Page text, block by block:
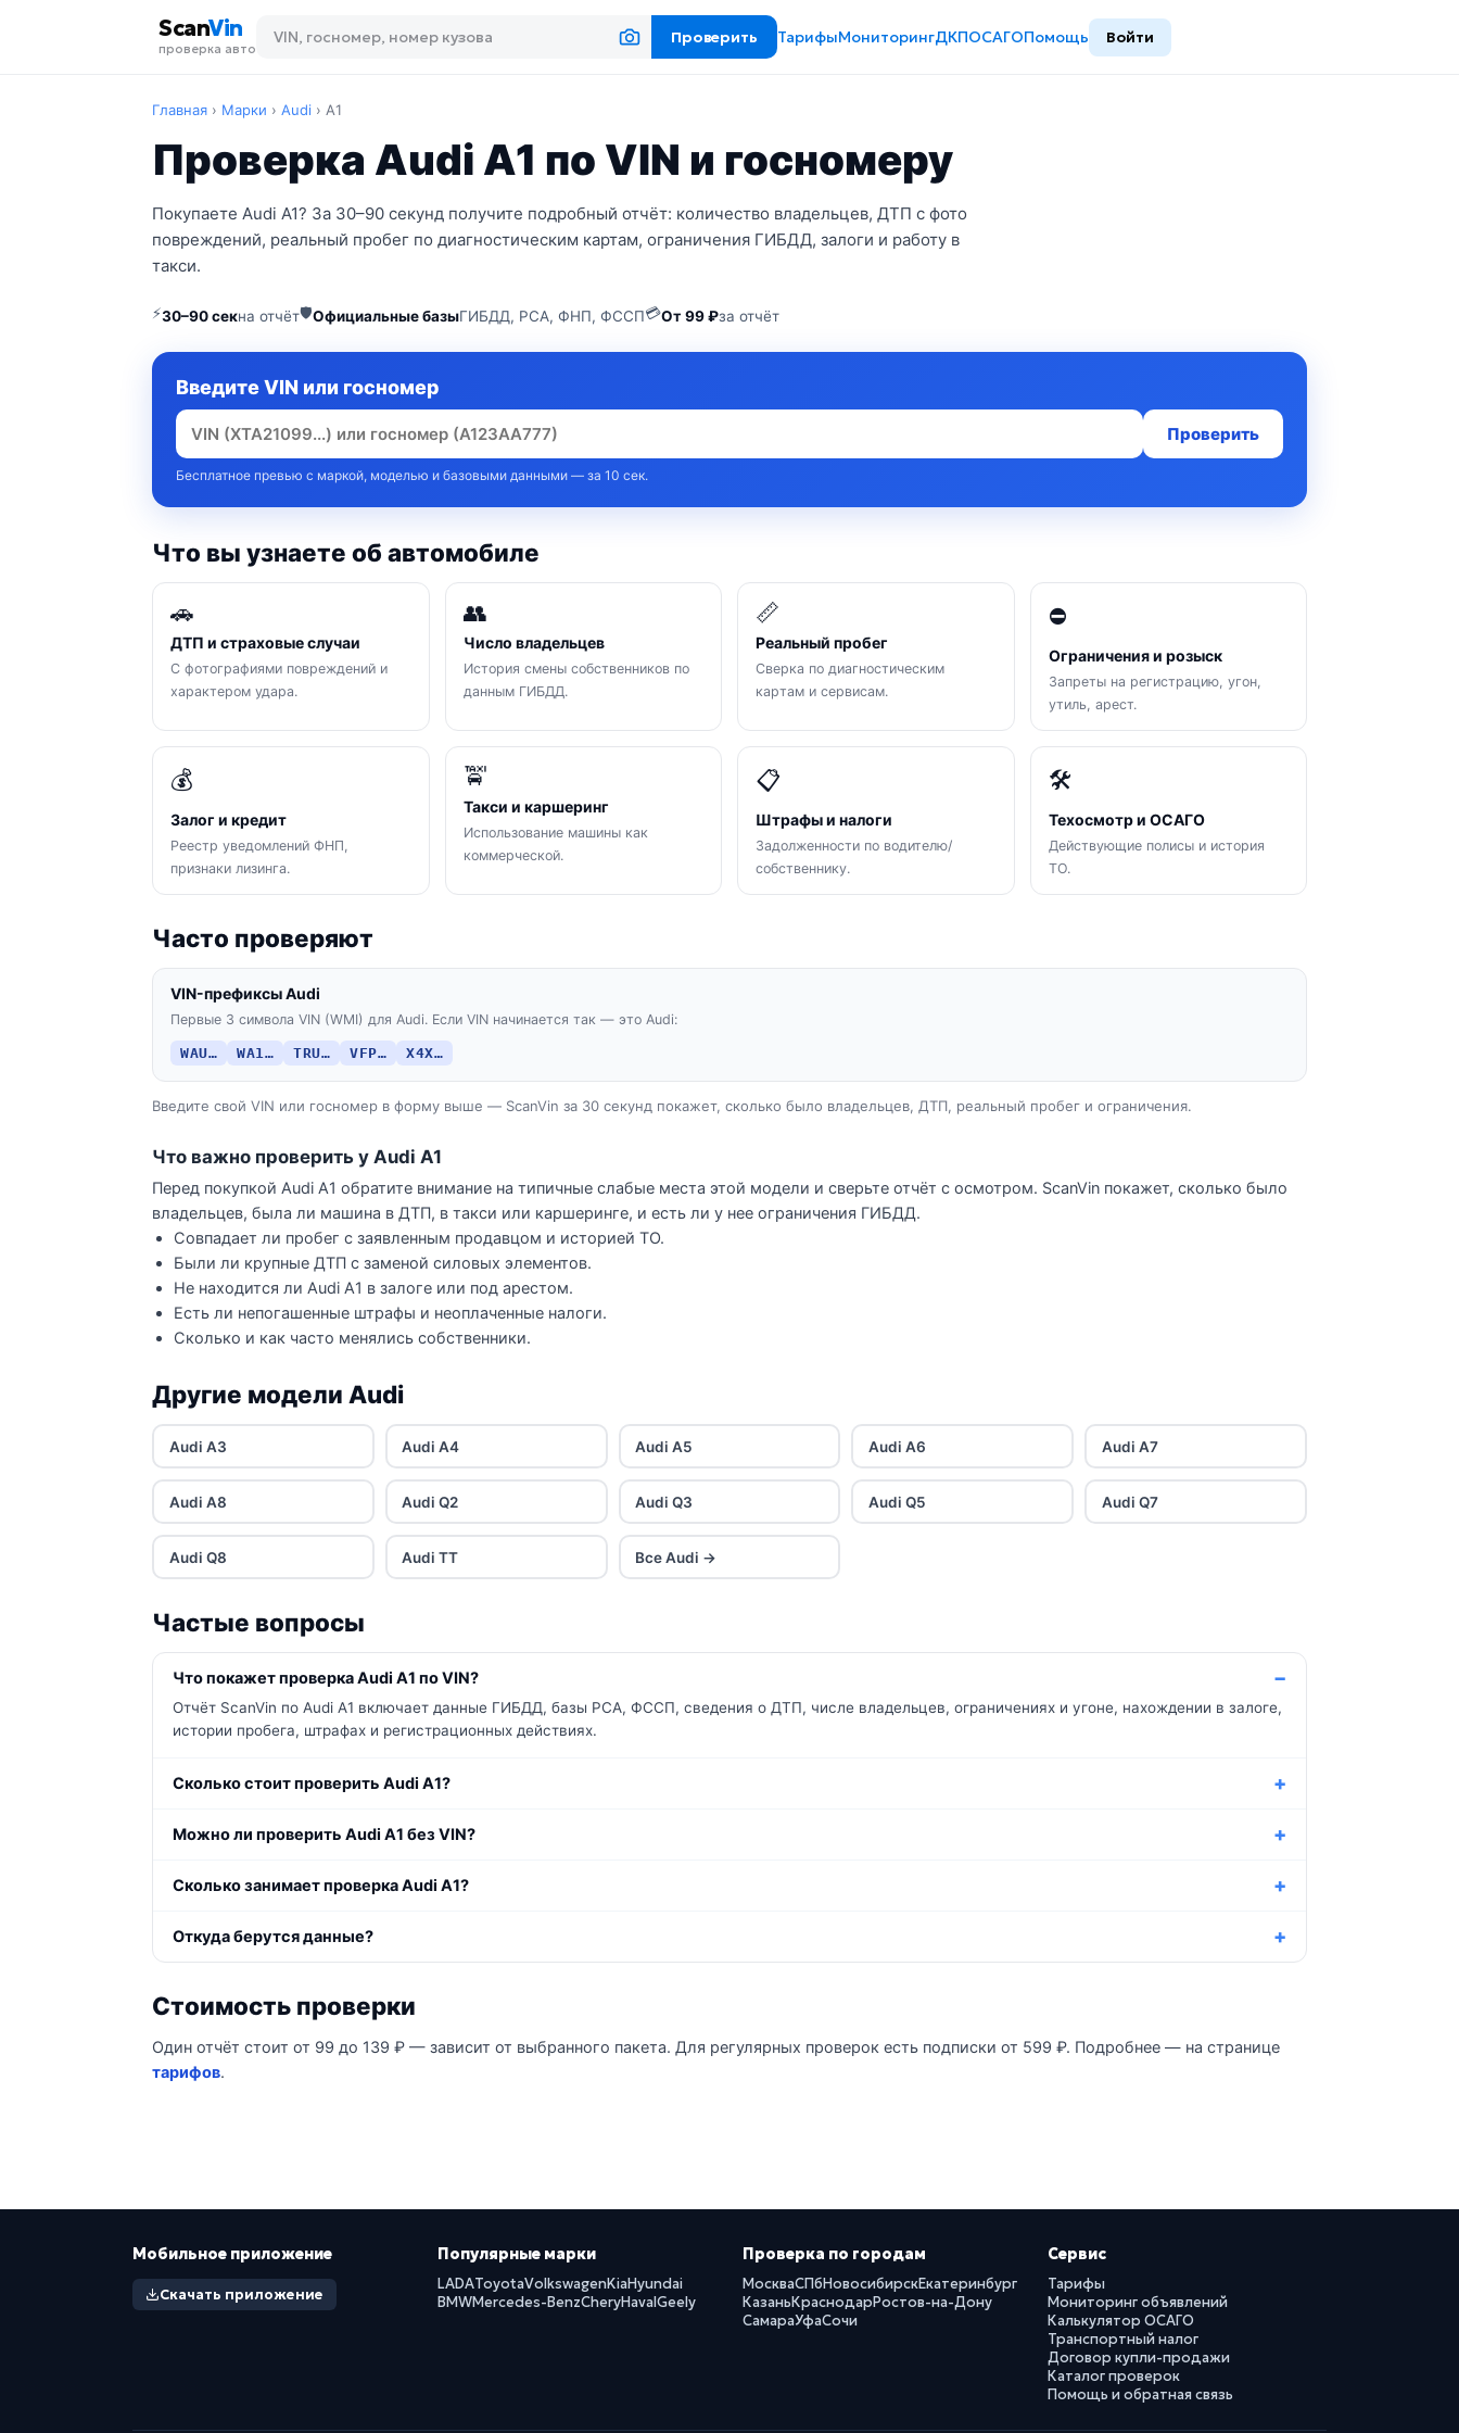
ScanVin
проверка авто
Проверить ТарифыМониторингДКПОСАГОПомощь Войти
Главная › Марки › Audi › A1
Проверка Audi A1 по VIN и госномеру
Покупаете Audi A1? За 30–90 секунд получите подробный отчёт: количество владельцев, ДТП с фото
повреждений, реальный пробег по диагностическим картам, ограничения ГИБДД, залоги и работу в
такси.
⚡30–90 секна отчёт🛡Официальные базыГИБДД, РСА, ФНП, ФССП💳От 99 ₽за отчёт
Введите VIN или госномер
Проверить
Бесплатное превью с маркой, моделью и базовыми данными — за 10 сек.
Что вы узнаете об автомобиле
🚗
ДТП и страховые случаи
С фотографиями повреждений и
характером удара.
👥
Число владельцев
История смены собственников по
данным ГИБДД.
📏
Реальный пробег
Сверка по диагностическим
картам и сервисам.
⛔
Ограничения и розыск
Запреты на регистрацию, угон,
утиль, арест.
💰
Залог и кредит
Реестр уведомлений ФНП,
признаки лизинга.
🚖
Такси и каршеринг
Использование машины как
коммерческой.
📋
Штрафы и налоги
Задолженности по водителю/
собственнику.
🛠
Техосмотр и ОСАГО
Действующие полисы и история
ТО.
Часто проверяют
VIN-префиксы Audi
Первые 3 символа VIN (WMI) для Audi. Если VIN начинается так — это Audi:
WAU… WA1… TRU… VFP… X4X…
Введите свой VIN или госномер в форму выше — ScanVin за 30 секунд покажет, сколько было владельцев, ДТП, реальный пробег и ограничения.
Что важно проверить у Audi A1
Перед покупкой Audi A1 обратите внимание на типичные слабые места этой модели и сверьте отчёт с осмотром. ScanVin покажет, сколько было
владельцев, была ли машина в ДТП, в такси или каршеринге, и есть ли у нее ограничения ГИБДД.
Совпадает ли пробег с заявленным продавцом и историей ТО.
Были ли крупные ДТП с заменой силовых элементов.
Не находится ли Audi A1 в залоге или под арестом.
Есть ли непогашенные штрафы и неоплаченные налоги.
Сколько и как часто менялись собственники.
Другие модели Audi
Audi A3 Audi A4 Audi A5 Audi A6 Audi A7
Audi A8 Audi Q2 Audi Q3 Audi Q5 Audi Q7
Audi Q8 Audi TT Все Audi →
Частые вопросы
Что покажет проверка Audi A1 по VIN?
Отчёт ScanVin по Audi A1 включает данные ГИБДД, базы РСА, ФССП, сведения о ДТП, числе владельцев, ограничениях и угоне, нахождении в залоге,
истории пробега, штрафах и регистрационных действиях.
Сколько стоит проверить Audi A1?
Можно ли проверить Audi A1 без VIN?
Сколько занимает проверка Audi A1?
Откуда берутся данные?
Стоимость проверки
Один отчёт стоит от 99 до 139 ₽ — зависит от выбранного пакета. Для регулярных проверок есть подписки от 599 ₽. Подробнее — на странице
тарифов.
Мобильное приложение
Скачать приложение
Популярные марки
LADAToyotaVolkswagenKiaHyundai
BMWMercedes-BenzCheryHavalGeely
Проверка по городам
МоскваСПбНовосибирскЕкатеринбург
КазаньКраснодарРостов-на-Дону
СамараУфаСочи
Сервис
Тарифы
Мониторинг объявлений
Калькулятор ОСАГО
Транспортный налог
Договор купли-продажи
Каталог проверок
Помощь и обратная связь